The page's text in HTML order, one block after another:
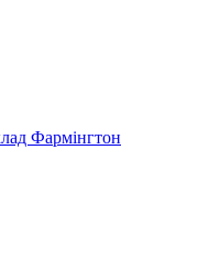
Фармінгтон